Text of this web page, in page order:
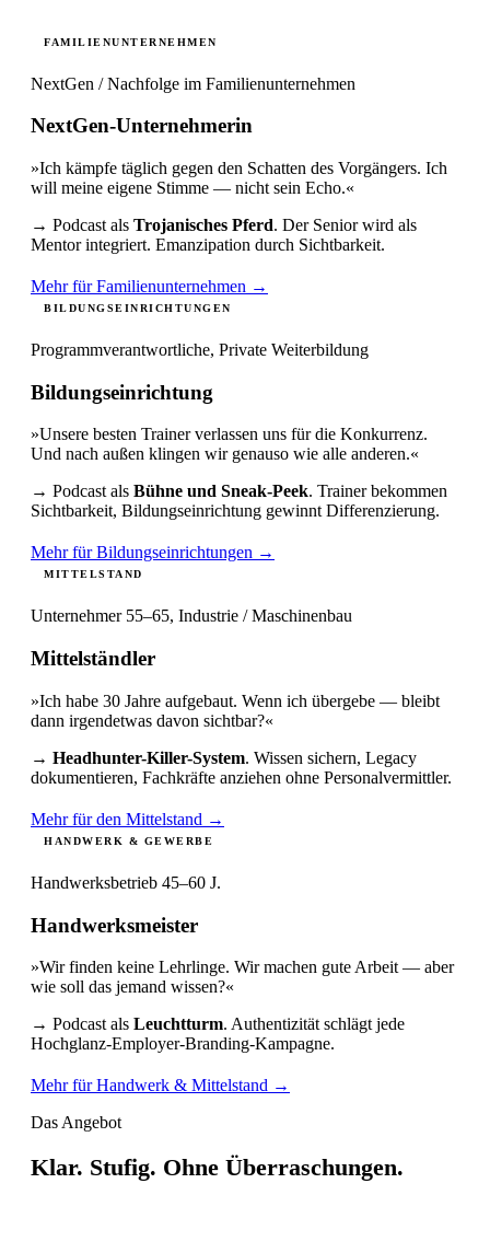
FAMILIENUNTERNEHMEN
NextGen / Nachfolge im Familienunternehmen
NextGen-Unternehmerin
»Ich kämpfe täglich gegen den Schatten des Vorgängers. Ich
will meine eigene Stimme — nicht sein Echo.«
→ Podcast als Trojanisches Pferd. Der Senior wird als
Mentor integriert. Emanzipation durch Sichtbarkeit.
Mehr für Familienunternehmen →
BILDUNGSEINRICHTUNGEN
Programmverantwortliche, Private Weiterbildung
Bildungseinrichtung
»Unsere besten Trainer verlassen uns für die Konkurrenz.
Und nach außen klingen wir genauso wie alle anderen.«
→ Podcast als Bühne und Sneak-Peek. Trainer bekommen
Sichtbarkeit, Bildungseinrichtung gewinnt Differenzierung.
Mehr für Bildungseinrichtungen →
MITTELSTAND
Unternehmer 55–65, Industrie / Maschinenbau
Mittelständler
»Ich habe 30 Jahre aufgebaut. Wenn ich übergebe — bleibt
dann irgendetwas davon sichtbar?«
→ Headhunter-Killer-System. Wissen sichern, Legacy
dokumentieren, Fachkräfte anziehen ohne Personalvermittler.
Mehr für den Mittelstand →
HANDWERK & GEWERBE
Handwerksbetrieb 45–60 J.
Handwerksmeister
»Wir finden keine Lehrlinge. Wir machen gute Arbeit — aber
wie soll das jemand wissen?«
→ Podcast als Leuchtturm. Authentizität schlägt jede
Hochglanz-Employer-Branding-Kampagne.
Mehr für Handwerk & Mittelstand →
Das Angebot
Klar. Stufig. Ohne Überraschungen.